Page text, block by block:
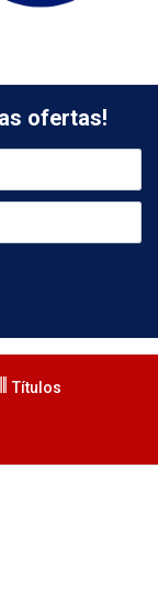
ofertas!
Títulos